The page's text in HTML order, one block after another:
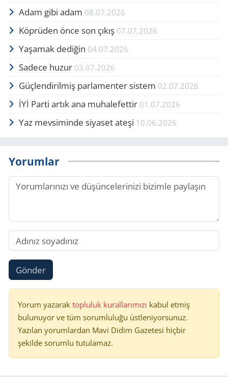
Adam gibi adam 08.07.2026
Köprüden önce son çıkış 07.07.2026
Yaşamak dediğin 04.07.2026
Sadece huzur 03.07.2026
Güçlendirilmiş parlamenter sistem 02.07.2026
İYİ Parti artık ana muhalefettir 01.07.2026
Yaz mevsiminde siyaset ateşi 10.06.2026
Yorumlar
Gönder
Yorum yazarak topluluk kurallarımızı kabul etmiş
bulunuyor ve tüm sorumluluğu üstleniyorsunuz.
Yazılan yorumlardan Mavi Didim Gazetesi hiçbir
şekilde sorumlu tutulamaz.